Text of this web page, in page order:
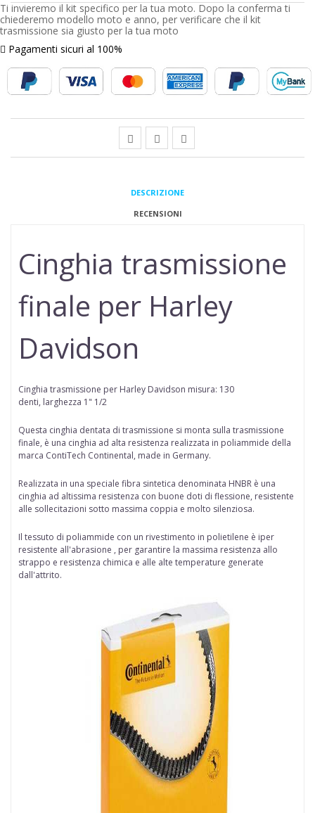
Ti invieremo il kit specifico per la tua moto. Dopo la conferma ti
chiederemo modello moto e anno, per verificare che il kit
trasmissione sia giusto per la tua moto
Pagamenti sicuri al 100%
DESCRIZIONE
RECENSIONI
Cinghia trasmissione
finale per Harley
Davidson
Cinghia trasmissione per Harley Davidson misura: 130
denti, larghezza 1" 1/2
Questa cinghia dentata di trasmissione si monta sulla trasmissione
finale, è una cinghia ad alta resistenza realizzata in poliammide della
marca ContiTech Continental, made in Germany.
Realizzata in una speciale fibra sintetica denominata HNBR è una
cinghia ad altissima resistenza con buone doti di flessione, resistente
alle sollecitazioni sotto massima coppia e molto silenziosa.
Il tessuto di poliammide con un rivestimento in polietilene è iper
resistente all'abrasione , per garantire la massima resistenza allo
strappo e resistenza chimica e alle alte temperature generate
dall'attrito.